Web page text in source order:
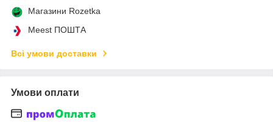
Магазини Rozetka
Meest ПОШТА
Всі умови доставки
Умови оплати